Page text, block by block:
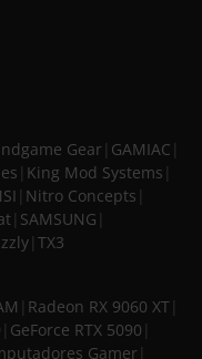
Gear GAMIAC
King Mod Systems
Nitro Concepts
SAMSUNG
TX3
Radeon RX 9060 XT
GeForce RTX 5090
Gamer